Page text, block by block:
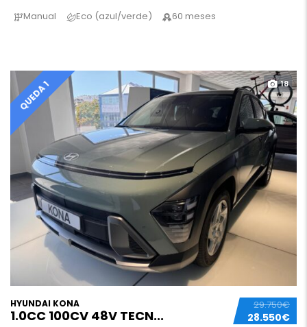
Manual
Eco (azul/verde) 60 meses
QUEDA 1 18
29.750€
28.550€
HYUNDAI KONA
1.0CC 100CV 48V TECN...